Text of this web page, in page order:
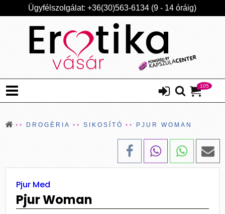
Ügyfélszolgálat: +36(30)563-6134 (9 - 14 óráig)
105
DROGÉRIA SIKOSÍTÓ PJUR WOMAN
Pjur Med
Pjur Woman